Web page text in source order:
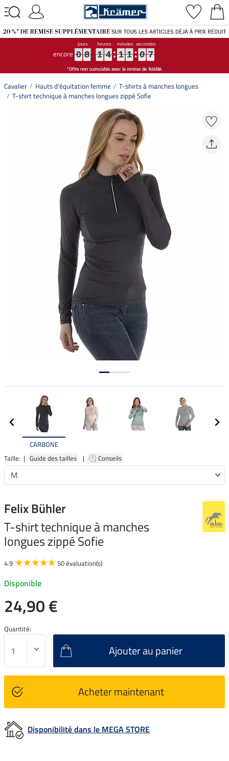
encore 0
0
0
0 8
8
8
8 1
1
1
1 4
4
4
4 1
1
1
1 1
1
1
1 0
0
0
0 6
7
6
7
Cavalier Hauts d'équitation femme
T-shirts à manches longues
T-shirt technique à manches longues zippé Sofie
CARBONE
Taille: | Guide des tailles | Conseils
Felix Bühler
T-shirt technique à manches
longues zippé Sofie
4.9 50 évaluation(s)
Disponible
24,90 €
Quantité:
Ajouter au panier
Acheter maintenant
Disponibilité dans le MEGA STORE